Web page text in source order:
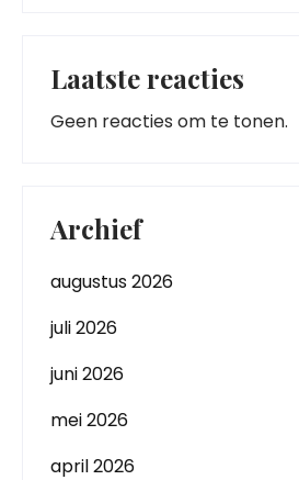
Laatste reacties
Geen reacties om te tonen.
Archief
augustus 2026
juli 2026
juni 2026
mei 2026
april 2026